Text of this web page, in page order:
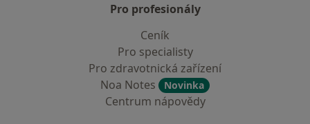
Pro profesionály
Ceník
Pro specialisty
Pro zdravotnická zařízení
Noa Notes
Novinka
Centrum nápovědy